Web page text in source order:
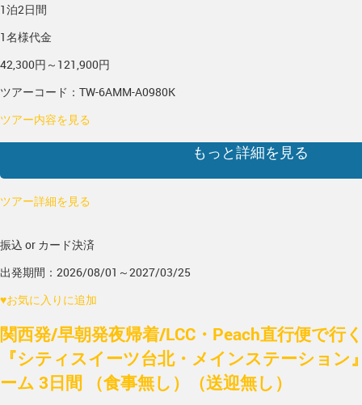
1泊2日間
1名様代金
42,300円～121,900円
ツアーコード：TW-6AMM-A0980K
ツアー内容を見る
もっと詳細を見る
ツアー詳細を見る
振込 or カード決済
出発期間：2026/08/01～2027/03/25
♥お気に入りに追加
関西発/早朝発夜帰着/LCC・Peach直行便で行
『シティスイーツ台北・メインステーション
ーム 3日間 （食事無し）（送迎無し）